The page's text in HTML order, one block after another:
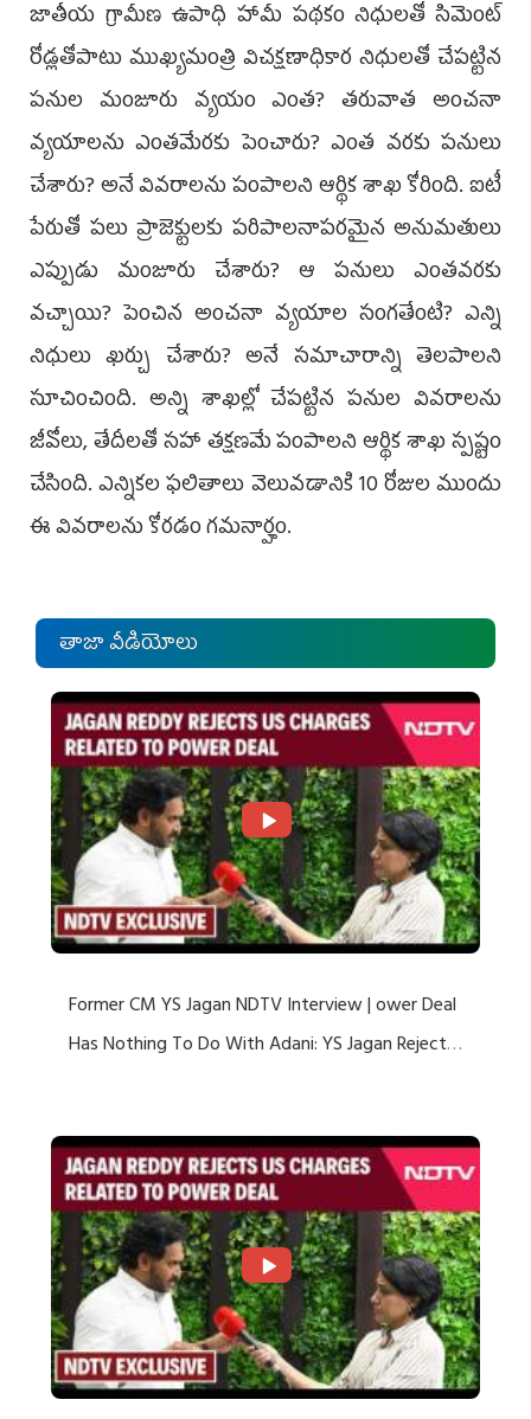
జాతీయ గ్రామీణ ఉపాధి హామీ పథకం నిధులతో సిమెంట్‌
రోడ్లతోపాటు ముఖ్యమంత్రి విచక్షణాధికార నిధులతో చేపట్టిన
పనుల మంజూరు వ్యయం ఎంత? తరువాత అంచనా
వ్యయాలను ఎంతమేరకు పెంచారు? ఎంత వరకు పనులు
చేశారు? అనే వివరాలను పంపాలని ఆర్థిక శాఖ కోరింది. ఐటీ
పేరుతో పలు ప్రాజెక్టులకు పరిపాలనాపరమైన అనుమతులు
ఎప్పుడు మంజూరు చేశారు? ఆ పనులు ఎంతవరకు
వచ్చాయి? పెంచిన అంచనా వ్యయాల సంగతేంటి? ఎన్ని
నిధులు ఖర్చు చేశారు? అనే సమాచారాన్ని తెలపాలని
సూచించింది. అన్ని శాఖల్లో చేపట్టిన పనుల వివరాలను
జీవోలు, తేదీలతో సహా తక్షణమే పంపాలని ఆర్థిక శాఖ స్పష్టం
చేసింది. ఎన్నికల ఫలితాలు వెలువడానికి 10 రోజుల ముందు
ఈ వివరాలను కోరడం గమనార్హం.
తాజా వీడియోలు
Former CM YS Jagan NDTV Interview | ower Deal
Has Nothing To Do With Adani: YS Jagan Rejects